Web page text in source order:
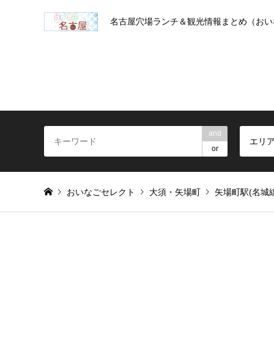
名古屋穴場ランチ＆観光情報まとめ（お
and
or
エリ
おいなごセレクト 大須・矢場町 矢場町駅(名城